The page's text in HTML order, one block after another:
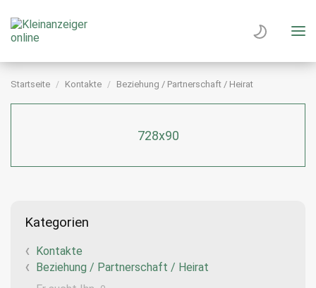
Startseite Kontakte Beziehung / Partnerschaft / Heirat
728x90
Kategorien
Kontakte
Beziehung / Partnerschaft / Heirat